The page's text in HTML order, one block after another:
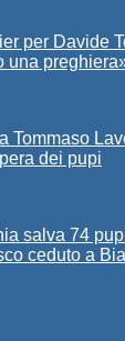
per Davide
una
Tommaso
dei pupi
salva 74
ceduto a